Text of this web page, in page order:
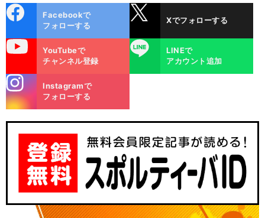
ok
Facebookで
フォローする
Xでフォローする
YouTubeで
チャンネル登録
LINE
LINEで
アカウント追加
m
Instagramで
フォローする